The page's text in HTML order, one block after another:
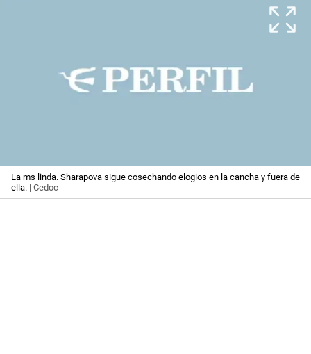
La ms linda. Sharapova sigue cosechando elogios en la cancha y fuera de
ella. | Cedoc